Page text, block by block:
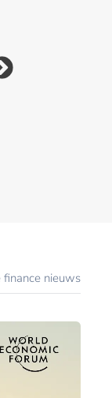
in
finance nieuws